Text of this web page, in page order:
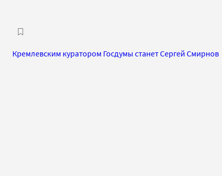
Кремлевским куратором Госдумы станет Сергей Смирнов